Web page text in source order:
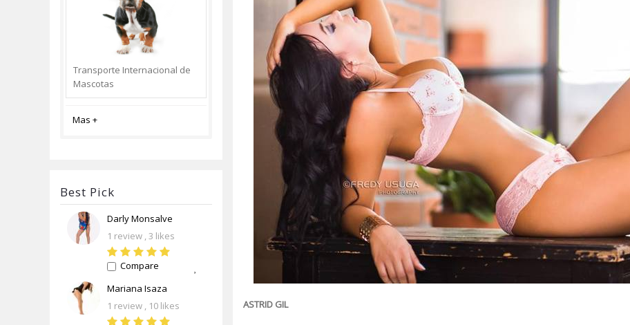
Transporte Internacional de
Mascotas
Mas +
Best Pick
Darly Monsalve
1 review , 3 likes
Compare
Mariana Isaza
1 review
, 10 likes ASTRID GIL